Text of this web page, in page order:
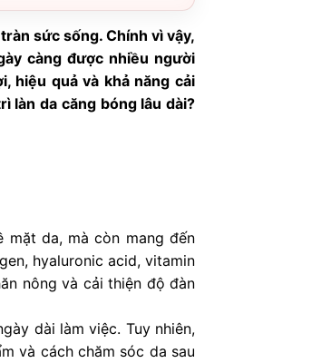
sức sống. Chính vì vậy,
càng được nhiều người
hiệu quả và khả năng cải
làn da căng bóng lâu dài?
da, mà còn mang đến
hyaluronic acid, vitamin
nông và cải thiện độ đàn
dài làm việc. Tuy nhiên,
và cách chăm sóc da sau